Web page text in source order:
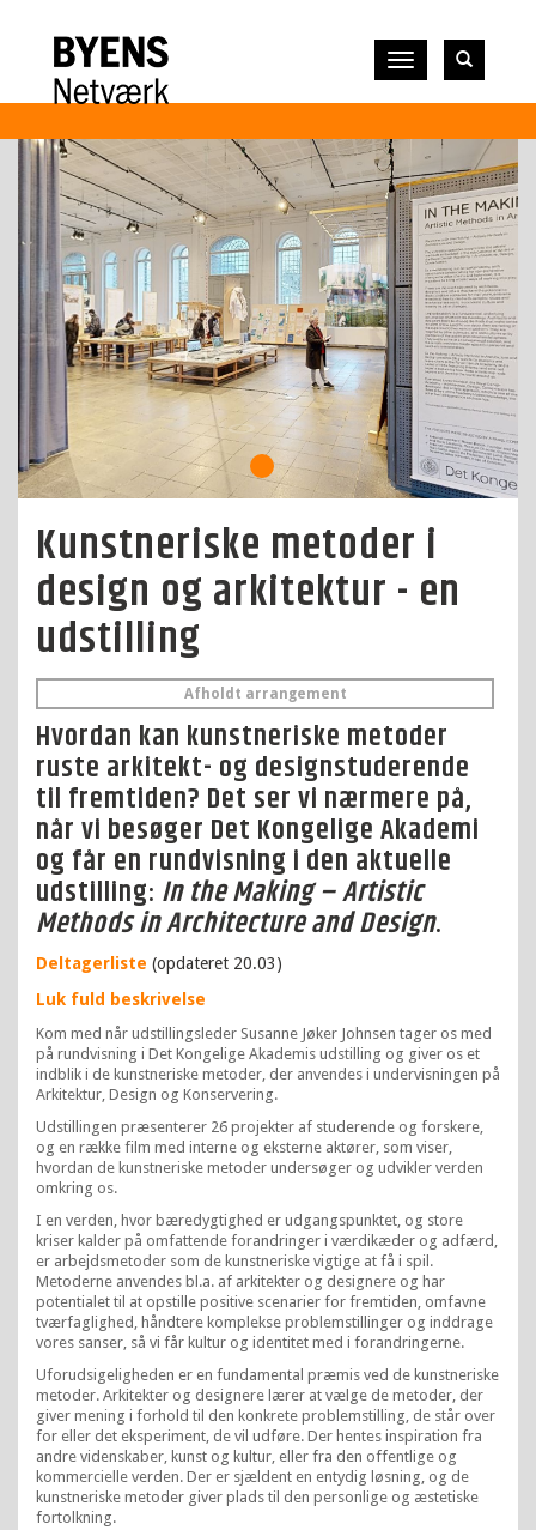
Vis
navigation
Kunstneriske metoder i
design og arkitektur - en
udstilling
Afholdt arrangement
Hvordan kan kunstneriske metoder
ruste arkitekt- og designstuderende
til fremtiden? Det ser vi nærmere på,
når vi besøger Det Kongelige Akademi
og får en rundvisning i den aktuelle
udstilling: In the Making – Artistic
Methods in Architecture and Design.
Deltagerliste (opdateret 20.03)
Luk fuld beskrivelse
Kom med når udstillingsleder Susanne Jøker Johnsen tager os med
på rundvisning i Det Kongelige Akademis udstilling og giver os et
indblik i de kunstneriske metoder, der anvendes i undervisningen på
Arkitektur, Design og Konservering.
Udstillingen præsenterer 26 projekter af studerende og forskere,
og en række film med interne og eksterne aktører, som viser,
hvordan de kunstneriske metoder undersøger og udvikler verden
omkring os.
I en verden, hvor bæredygtighed er udgangspunktet, og store
kriser kalder på omfattende forandringer i værdikæder og adfærd,
er arbejdsmetoder som de kunstneriske vigtige at få i spil.
Metoderne anvendes bl.a. af arkitekter og designere og har
potentialet til at opstille positive scenarier for fremtiden, omfavne
tværfaglighed, håndtere komplekse problemstillinger og inddrage
vores sanser, så vi får kultur og identitet med i forandringerne.
Uforudsigeligheden er en fundamental præmis ved de kunstneriske
metoder. Arkitekter og designere lærer at vælge de metoder, der
giver mening i forhold til den konkrete problemstilling, de står over
for eller det eksperiment, de vil udføre. Der hentes inspiration fra
andre videnskaber, kunst og kultur, eller fra den offentlige og
kommercielle verden. Der er sjældent en entydig løsning, og de
kunstneriske metoder giver plads til den personlige og æstetiske
fortolkning.